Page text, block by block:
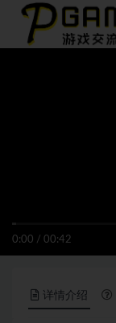
0:00 / 00:42
详情介绍
全部